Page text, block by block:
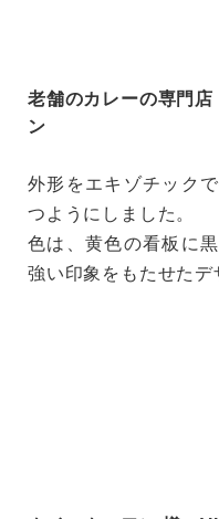
老舗のカレーの専門
ン
外形をエキゾチック
つようにしました。
色は、黄色の看板に
強い印象をもたせたデ